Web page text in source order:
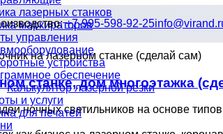
лазерных станков
маркираторов
управления
устройства
обеспечение
Калькулятор лазерной резки
и услуги
для печатей
+7-995-598-92-25
станке, дом многоэтажка
ночных светильников на основе